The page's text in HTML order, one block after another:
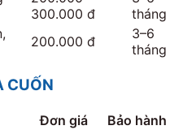
300.000 đ
tháng
200.000 đ
3–6
tháng
CUỐN
Đơn giá
Bảo hành